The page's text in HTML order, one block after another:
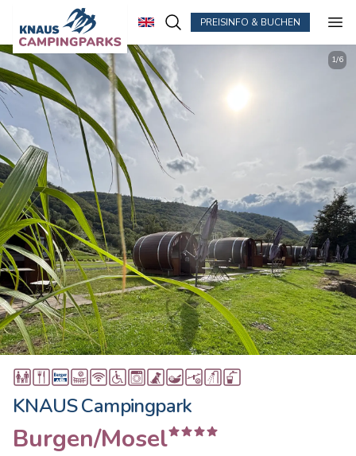
Zum Hauptinhalt springen
PREISINFO & BUCHEN
1/6
KNAUS Campingpark
Burgen/Mosel